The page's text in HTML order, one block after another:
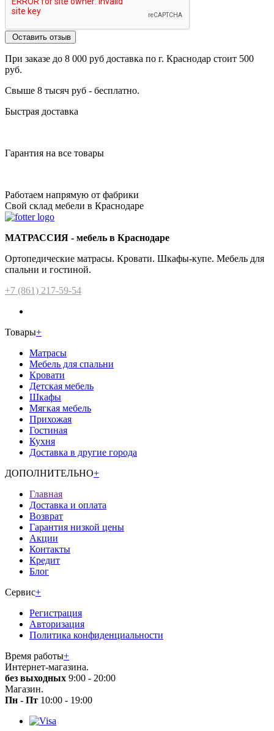
Оставить отзыв
При заказе до 8 000 руб доставка по г. Краснодар стоит 500
руб.
Свыше 8 тысяч руб - бесплатно.
Быстрая доставка
Гарантия на все товары
Работаем напрямую от фабрики
Свой склад мебели в Краснодаре
МАТРАССИЯ - мебель в Краснодаре
Ортопедические матрасы. Кровати. Шкафы-купе. Мебель для
спальни и гостиной.
+7 (861) 217-59-54
Товары+
Матрасы
Мебель для спальни
Кровати
Детская мебель
Шкафы
Мягкая мебель
Прихожая
Гостиная
Кухня
Доставка в другие города
ДОПОЛНИТЕЛЬНО+
Главная
Доставка и оплата
Возврат
Гарантия низкой цены
Акции
Контакты
Кредит
Блог
Сервис+
Регистрация
Авторизация
Политика конфиденциальности
Время работы+
Интернет-магазина.
без выходных 9:00 - 20:00
Магазин.
Пн - Пт 10:00 - 19:00